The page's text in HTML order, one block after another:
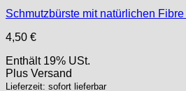
Schmutzbürste mit natürlichen Fibre
4,50 €
Enthält 19% USt.
Plus Versand
Lieferzeit: sofort lieferbar